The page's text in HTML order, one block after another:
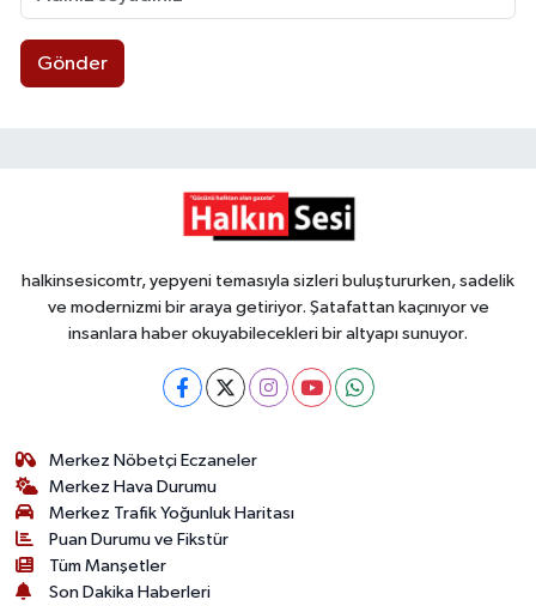
Gönder
halkinsesicomtr, yepyeni temasıyla sizleri buluştururken, sadelik
ve modernizmi bir araya getiriyor. Şatafattan kaçınıyor ve
insanlara haber okuyabilecekleri bir altyapı sunuyor.
Merkez Nöbetçi Eczaneler
Merkez Hava Durumu
Merkez Trafik Yoğunluk Haritası
Puan Durumu ve Fikstür
Tüm Manşetler
Son Dakika Haberleri